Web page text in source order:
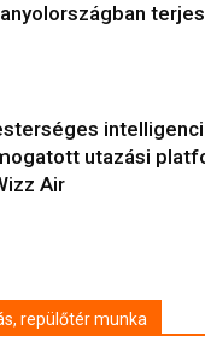
utazási
Air
repülőtér munka